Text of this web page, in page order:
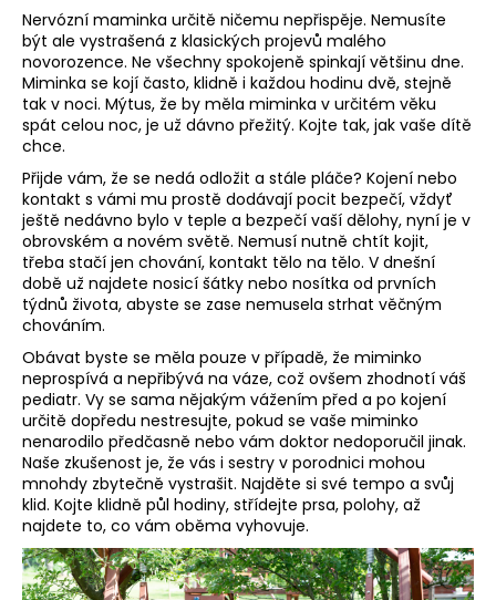
Nervózní maminka určitě ničemu nepřispěje. Nemusíte
být ale vystrašená z klasických projevů malého
novorozence. Ne všechny spokojeně spinkají většinu dne.
Miminka se kojí často, klidně i každou hodinu dvě, stejně
tak v noci. Mýtus, že by měla miminka v určitém věku
spát celou noc, je už dávno přežitý. Kojte tak, jak vaše dítě
chce.
Přijde vám, že se nedá odložit a stále pláče? Kojení nebo
kontakt s vámi mu prostě dodávají pocit bezpečí, vždyť
ještě nedávno bylo v teple a bezpečí vaší dělohy, nyní je v
obrovském a novém světě. Nemusí nutně chtít kojit,
třeba stačí jen chování, kontakt tělo na tělo. V dnešní
době už najdete nosicí šátky nebo nosítka od prvních
týdnů života, abyste se zase nemusela strhat věčným
chováním.
Obávat byste se měla pouze v případě, že miminko
neprospívá a nepřibývá na váze, což ovšem zhodnotí váš
pediatr. Vy se sama nějakým vážením před a po kojení
určitě dopředu nestresujte, pokud se vaše miminko
nenarodilo předčasně nebo vám doktor nedoporučil jinak.
Naše zkušenost je, že vás i sestry v porodnici mohou
mnohdy zbytečně vystrašit. Najděte si své tempo a svůj
klid. Kojte klidně půl hodiny, střídejte prsa, polohy, až
najdete to, co vám oběma vyhovuje.
HLEDAT
D
o
p
o
r
u
č
u
j
e
m
e